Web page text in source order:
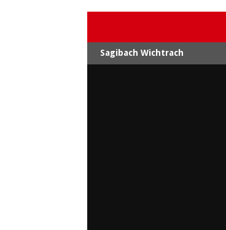
Sagibach Wichtrach